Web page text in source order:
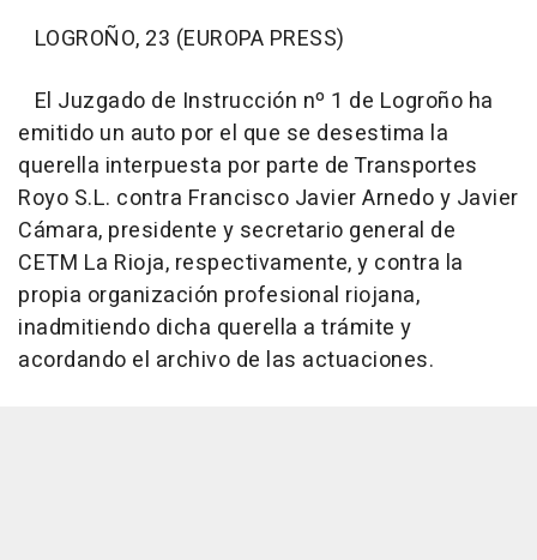
LOGROÑO, 23 (EUROPA PRESS)
El Juzgado de Instrucción nº 1 de Logroño ha
emitido un auto por el que se desestima la
querella interpuesta por parte de Transportes
Royo S.L. contra Francisco Javier Arnedo y Javier
Cámara, presidente y secretario general de
CETM La Rioja, respectivamente, y contra la
propia organización profesional riojana,
inadmitiendo dicha querella a trámite y
acordando el archivo de las actuaciones.